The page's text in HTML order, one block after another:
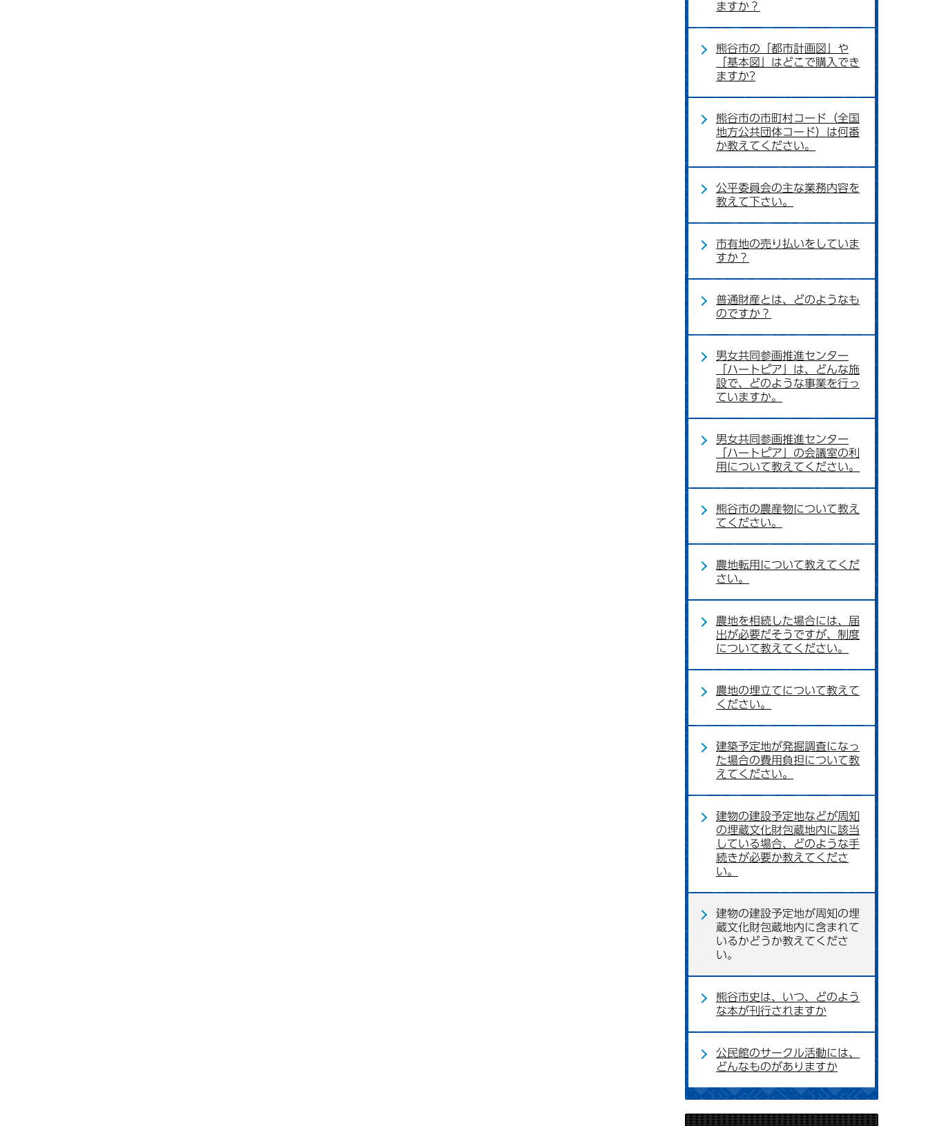
ますか？
熊谷市の「都市計画図」や
「基本図」はどこで購入でき
ますか?
熊谷市の市町村コード（全国
地方公共団体コード）は何番
か教えてください。
公平委員会の主な業務内容を
教えて下さい。
市有地の売り払いをしていま
すか？
普通財産とは、どのようなも
のですか？
男女共同参画推進センター
「ハートピア」は、どんな施
設で、どのような事業を行っ
ていますか。
男女共同参画推進センター
「ハートピア」の会議室の利
用について教えてください。
熊谷市の農産物について教え
てください。
農地転用について教えてくだ
さい。
農地を相続した場合には、届
出が必要だそうですが、制度
について教えてください。
農地の埋立てについて教えて
ください。
建築予定地が発掘調査になっ
た場合の費用負担について教
えてください。
建物の建設予定地などが周知
の埋蔵文化財包蔵地内に該当
している場合、どのような手
続きが必要か教えてくださ
い。
建物の建設予定地が周知の埋
蔵文化財包蔵地内に含まれて
いるかどうか教えてくださ
い。
熊谷市史は、いつ、どのよう
な本が刊行されますか
公民館のサークル活動には、
どんなものがありますか